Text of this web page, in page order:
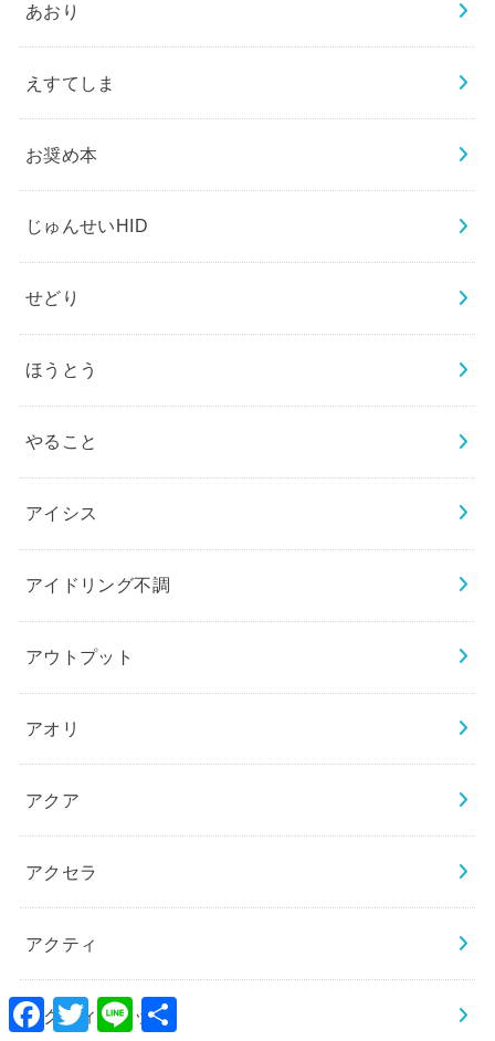
あおり
えすてしま
お奨め本
じゅんせいHID
せどり
ほうとう
やること
アイシス
アイドリング不調
アウトプット
アオリ
アクア
アクセラ
アクティ
アクティトラック
Facebook
TwitterLine